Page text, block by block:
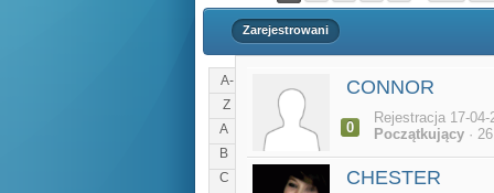
Zarejestrowani
A-
Z
A
B
C
CONNOR
0
Rejestracja 17-04-
Początkujący· 26
CHESTER